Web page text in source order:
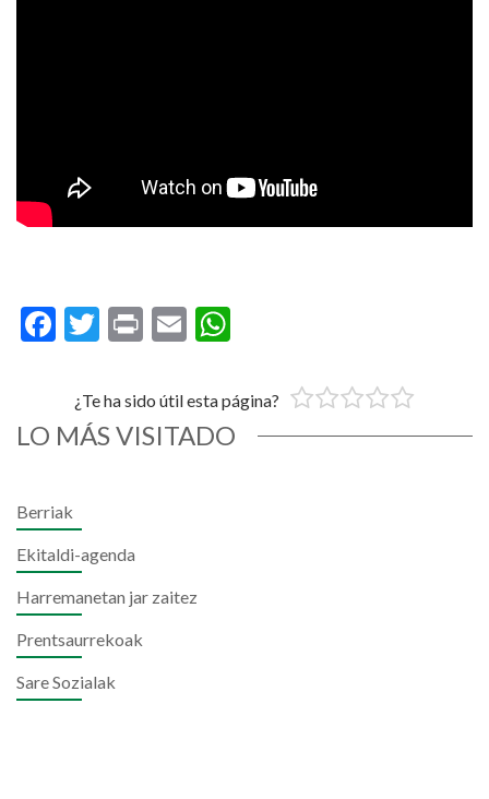
Facebook
Twitter
PrintEmail
¿Te ha sido útil esta página?
LO MÁS VISITADO
Berriak
Ekitaldi-agenda
Harremanetan jar zaitez
Prentsaurrekoak
Sare Sozialak